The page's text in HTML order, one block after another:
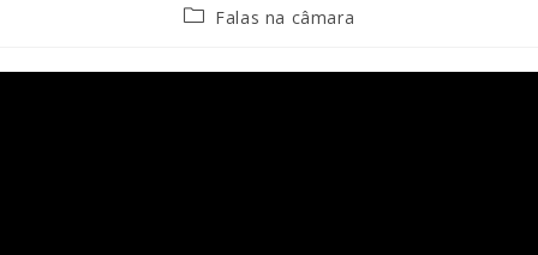
Falas na câmara